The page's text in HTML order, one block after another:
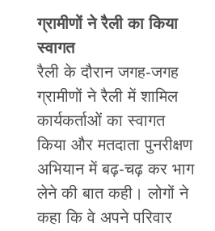
ग्रामीणों ने रैली का किया
स्वागत
रैली के दौरान जगह-जगह
ग्रामीणों ने रैली में शामिल
कार्यकर्ताओं का स्वागत
किया और मतदाता पुनरीक्षण
अभियान में बढ़-चढ़ कर भाग
लेने की बात कही। लोगों ने
कहा कि वे अपने परिवार